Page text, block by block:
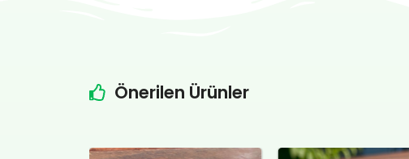
Önerilen Ürünler